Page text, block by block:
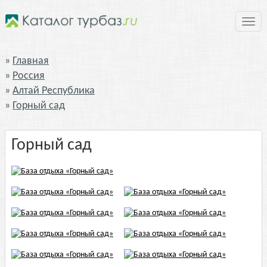
Главная
Россия
Алтай Республика
Горный сад
Горный сад